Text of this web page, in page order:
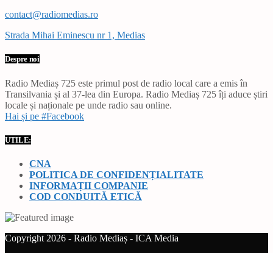
contact@radiomedias.ro
Strada Mihai Eminescu nr 1, Medias
Despre noi
Radio Mediaș 725 este primul post de radio local care a emis în
Transilvania și al 37-lea din Europa. Radio Mediaș 725 îți aduce știri
locale și naționale pe unde radio sau online.
Hai și pe #Facebook
UTILE:
CNA
POLITICA DE CONFIDENȚIALITATE
INFORMAȚII COMPANIE
COD CONDUITĂ ETICĂ
Copyright 2026 - Radio Mediaș - ICA Media